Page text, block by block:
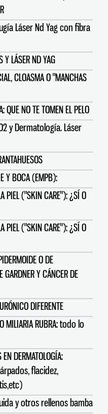
Láser Nd Yag con fibra
Y LÁSER ND YAG
CLOASMA O "MANCHAS
QUE NO TE TOMEN EL PELO
y Dermatología. Láser
Y BOCA (EMPB):
PIEL ("SKIN CARE"): ¿SÍ O
PIEL ("SKIN CARE"): ¿SÍ O
O DE
GARDNER Y CÁNCER DE
DIFERENTE
MILIARIA RUBRA: todo lo
DERMATOLOGÍA:
flacidez,
y otros rellenos bamba